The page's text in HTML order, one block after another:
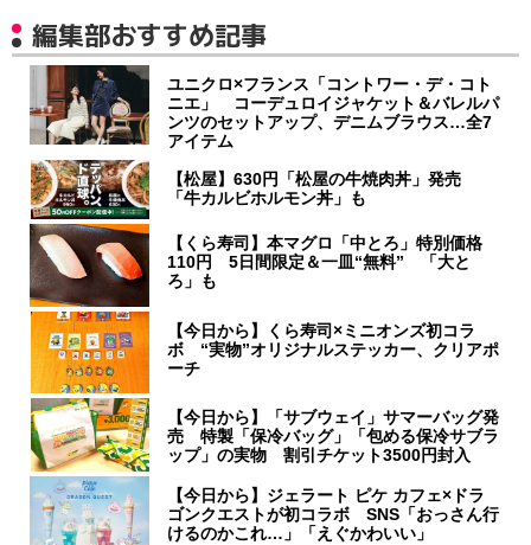
編集部おすすめ記事
ユニクロ×フランス「コントワー・デ・コト
ニエ」 コーデュロイジャケット＆バレルパ
ンツのセットアップ、デニムブラウス…全7
アイテム
【松屋】630円「松屋の牛焼肉丼」発売
「牛カルビホルモン丼」も
【くら寿司】本マグロ「中とろ」特別価格
110円 5日間限定＆一皿“無料” 「大と
ろ」も
【今日から】くら寿司×ミニオンズ初コラ
ボ “実物”オリジナルステッカー、クリアポ
ーチ
【今日から】「サブウェイ」サマーバッグ発
売 特製「保冷バッグ」「包める保冷サブラ
ップ」の実物 割引チケット3500円封入
【今日から】ジェラート ピケ カフェ×ドラ
ゴンクエストが初コラボ SNS「おっさん行
けるのかこれ…」「えぐかわいい」